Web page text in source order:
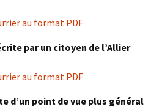
au format PDF
par un citoyen de l’Allier
au format PDF
d’un point de vue plus général